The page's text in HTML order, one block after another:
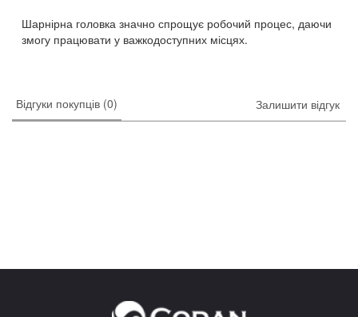
Шарнірна головка значно спрощує робочий процес, даючи
змогу працювати у важкодоступних місцях.
Відгуки покупців (0) Залишити відгук